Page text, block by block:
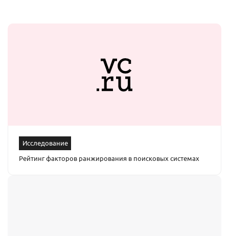
Исследование
Рейтинг факторов ранжирования в поисковых системах